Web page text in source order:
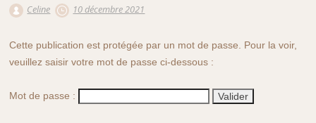
Celine 10 décembre 2021
Cette publication est protégée par un mot de passe. Pour la voir,
veuillez saisir votre mot de passe ci-dessous :
Mot de passe :